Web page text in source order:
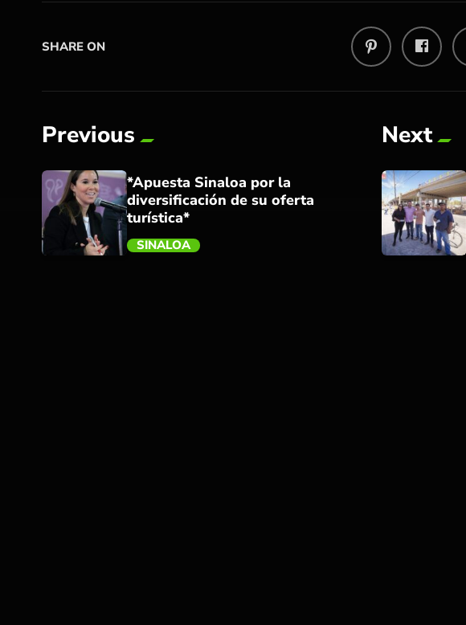
SHARE ON
Previous
*Apuesta Sinaloa por la
diversificación de su oferta
turística*
SINALOA
Next